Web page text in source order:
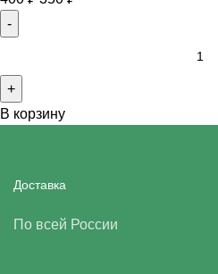
В корзину
Доставка
По всей России